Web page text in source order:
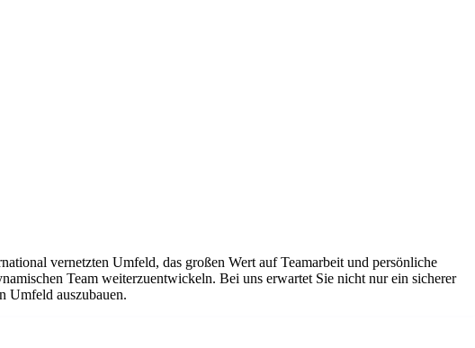
vernetzten Umfeld, das großen Wert auf Teamarbeit und persönliche
Team weiterzuentwickeln. Bei uns erwartet Sie nicht nur ein sicherer
Umfeld auszubauen.